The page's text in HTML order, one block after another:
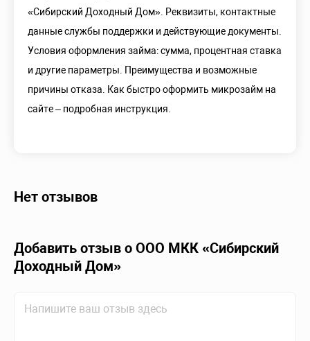
«Сибирский Доходный Дом». Реквизиты, контактные
данные службы поддержки и действующие документы.
Условия оформления займа: сумма, процентная ставка
и другие параметры. Преимущества и возможные
причины отказа. Как быстро оформить микрозайм на
сайте – подробная инструкция.
Нет отзывов
Добавить отзыв о ООО МКК «Сибирский
Доходный Дом»